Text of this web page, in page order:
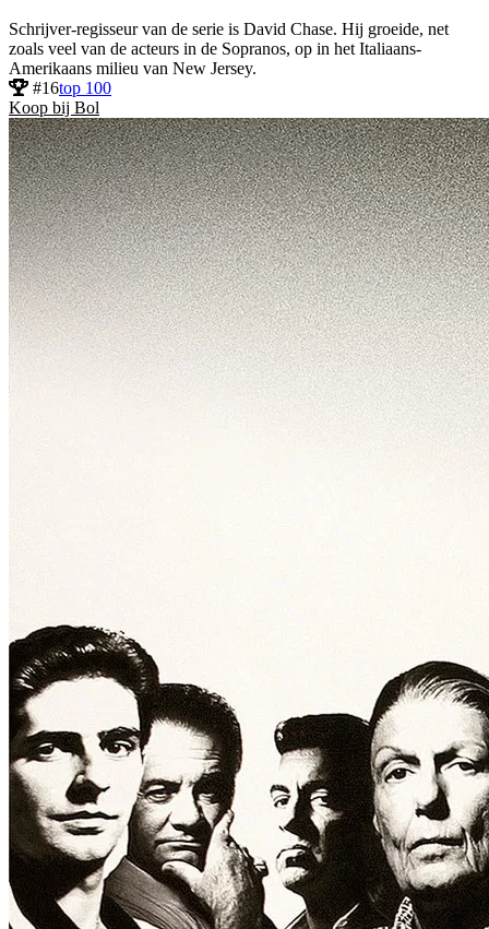
Schrijver-regisseur van de serie is David Chase. Hij groeide, net
zoals veel van de acteurs in de Sopranos, op in het Italiaans-
Amerikaans milieu van New Jersey.
#16top 100
Koop bij Bol